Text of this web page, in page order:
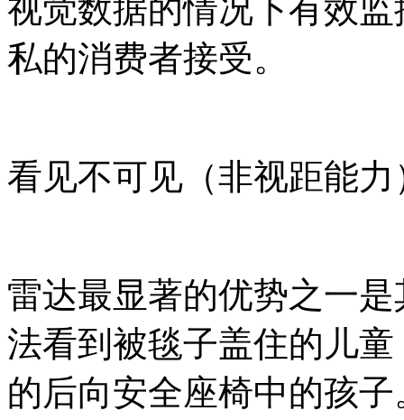
视觉数据的情况下有效
私的消费者接受。
看见不可见（非视距能力
雷达最显著的优势之一
法看到被毯子盖住的儿
的后向安全座椅中的孩